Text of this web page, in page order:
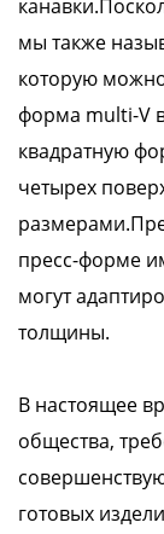
мы также
которую
форма multi-V
квадратную
четырех
пресс-форме
могут
толщины.
В настоящее
общества,
готовых